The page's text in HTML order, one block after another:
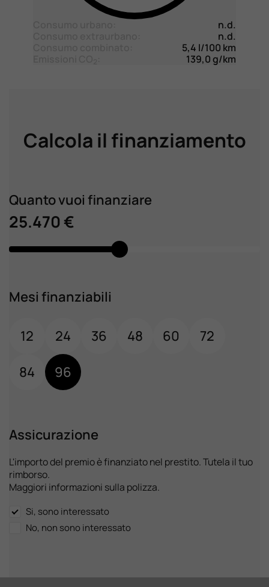
n.d.
n.d.
5,4 l/100 km
139,0 g/km
Calcola il finanziamento
Quanto vuoi finanziare
25.470 €
Mesi finanziabili
12 24 36 48 60
72
84
96
Assicurazione
L'importo del premio è finanziato nel prestito. Tutela il tuo
rimborso.
Maggiori informazioni sulla polizza.
Si, sono interessato
No, non sono interessato